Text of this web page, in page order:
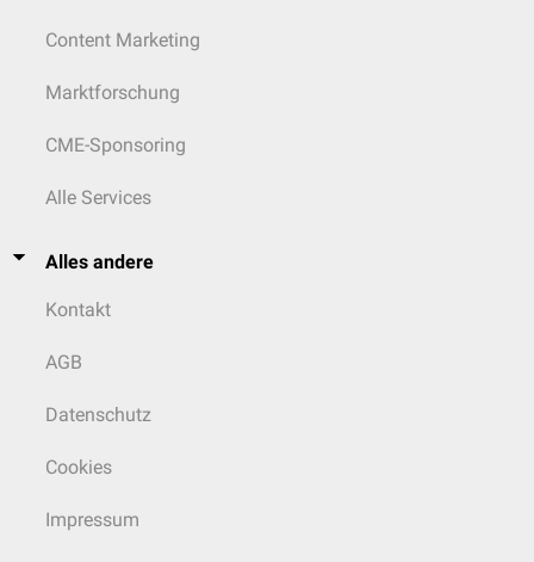
Content Marketing
Marktforschung
CME-Sponsoring
Alle Services
Alles andere
Kontakt
AGB
Datenschutz
Cookies
Impressum